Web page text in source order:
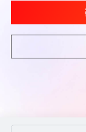
©北京金山云网络技术